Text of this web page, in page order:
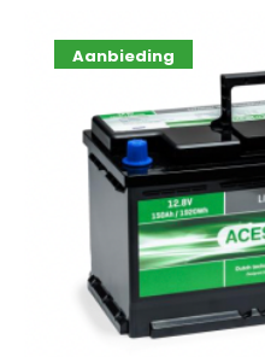
Aanbieding